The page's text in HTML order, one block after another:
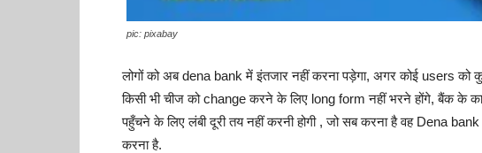
pic: pixabay
लोगों को अब dena bank में इंतजार नहीं करना पड़ेगा, अगर कोई users को
किसी भी चीज को change करने के लिए long form नहीं भरने होंगे, बैंक के
पहुँचने के लिए लंबी दूरी तय नहीं करनी होगी , जो सब करना है वह Dena
करना है.